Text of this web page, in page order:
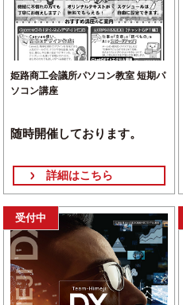
姫路商工会議所パソコン教室 短期パ
ソコン講座
随時開催しております。
詳細はこちら
受付中